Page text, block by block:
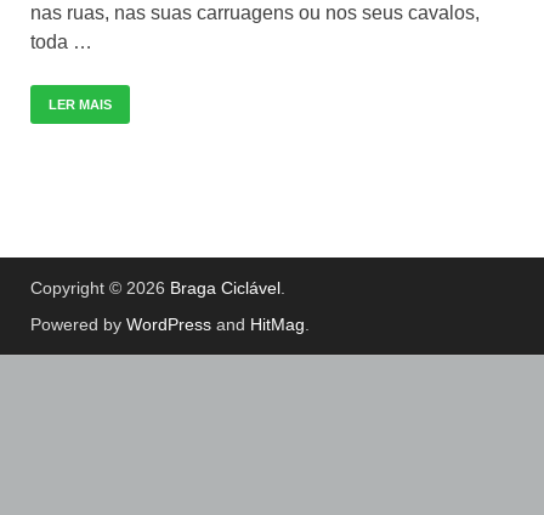
nas ruas, nas suas carruagens ou nos seus cavalos,
toda …
LER MAIS
Copyright © 2026 Braga Ciclável
Powered by WordPress and HitMag